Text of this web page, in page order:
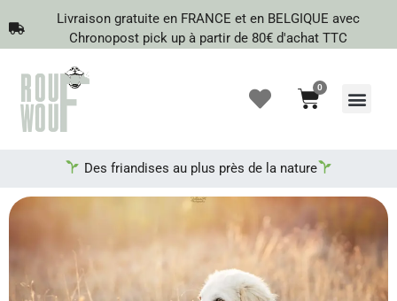
Livraison gratuite en FRANCE et en BELGIQUE avec
Chronopost pick up à partir de 80€ d'achat TTC
0
Des friandises au plus près de la nature